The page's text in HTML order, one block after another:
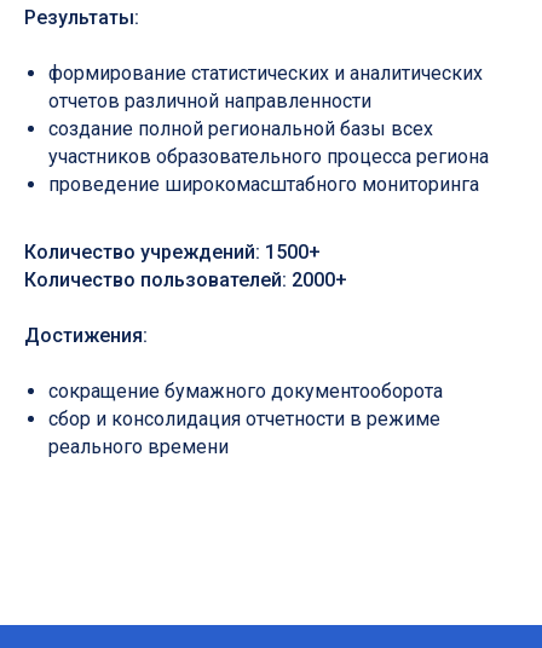
Результаты:
формирование статистических и аналитических
отчетов различной направленности
создание полной региональной базы всех
участников образовательного процесса региона
проведение широкомасштабного мониторинга
Количество учреждений: 1500+
Количество пользователей: 2000+
Достижения:
сокращение бумажного документооборота
сбор и консолидация отчетности в режиме
реального времени